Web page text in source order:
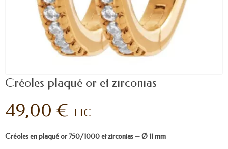
Créoles plaqué or et zirconias
49,00 € TTC
Créoles en plaqué or 750/1000 et zirconias – Ø 11 mm